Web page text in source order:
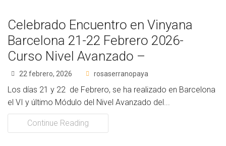
Presidencia de Honor
Docentes
Socios Colaboradores
Colaboramos con
Celebrado Encuentro en Vinyana
Barcelona 21-22 Febrero 2026-
Curso Nivel Avanzado –
22 febrero, 2026 rosaserranopaya
Los días 21 y 22 de Febrero, se ha realizado en Barcelona
el VI y último Módulo del Nivel Avanzado del...
Continue Reading